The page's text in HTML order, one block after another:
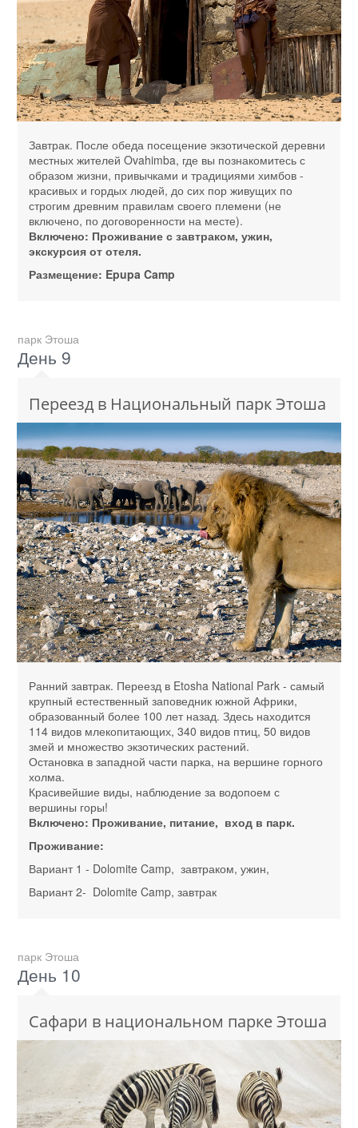
Завтрак. После обеда посещение экзотической деревни
местных жителей Ovahimba, где вы познакомитесь с
образом жизни, привычками и традициями химбов -
красивых и гордых людей, до сих пор живущих по
строгим древним правилам своего племени (не
включено, по договоренности на месте).
Включено: Проживание с завтраком, ужин,
экскурсия от отеля.
Размещение: Epupa Camp
парк Этоша
День 9
Переезд в Национальный парк Этоша
Ранний завтрак. Переезд в Etosha National Park - самый
крупный естественный заповедник южной Африки,
образованный более 100 лет назад. Здесь находится
114 видов млекопитающих, 340 видов птиц, 50 видов
змей и множество экзотических растений.
Остановка в западной части парка, на вершине горного
холма.
Красивейшие виды, наблюдение за водопоем с
вершины горы!
Включено: Проживание, питание, вход в парк.
Проживание:
Вариант 1 - Dolomite Camp, завтраком, ужин,
Вариант 2- Dolomite Camp, завтрак
парк Этоша
День 10
Сафари в национальном парке Этоша